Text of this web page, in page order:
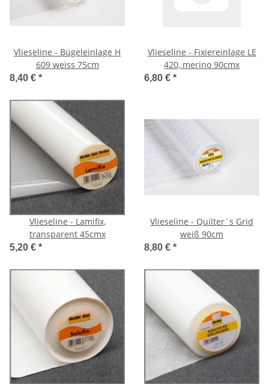
Vlieseline - Bügeleinlage H
609 weiss 75cm
8,40 € *
Vlieseline - Fixiereinlage LE
420, merino 90cmx
6,80 € *
Vlieseline - Lamifix,
transparent 45cmx
5,20 € *
Vlieseline - Quilter´s Grid
weiß 90cm
8,80 € *